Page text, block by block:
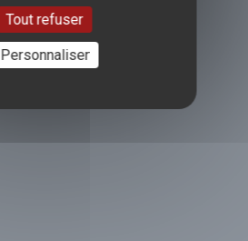
Tout refuser
Personnaliser